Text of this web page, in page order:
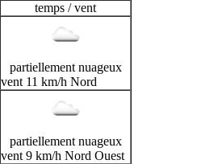
temps / vent
partiellement nuageux
vent 11 km/h Nord
partiellement nuageux
vent 9 km/h Nord Ouest